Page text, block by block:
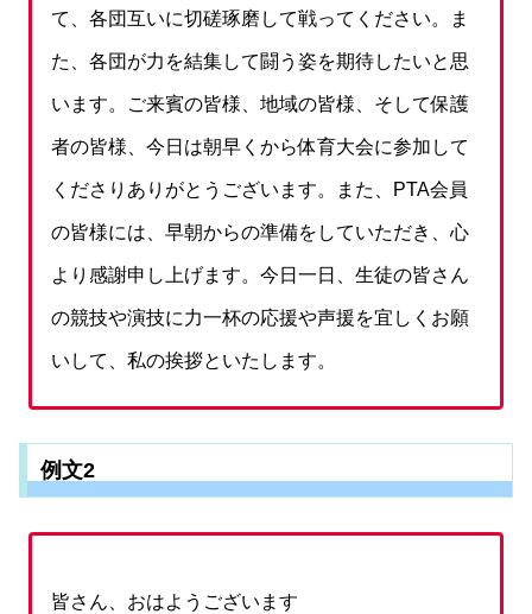
て、各団互いに切磋琢磨して戦ってください。ま
た、各団が力を結集して闘う姿を期待したいと思
います。ご来賓の皆様、地域の皆様、そして保護
者の皆様、今日は朝早くから体育大会に参加して
くださりありがとうございます。また、PTA会員
の皆様には、早朝からの準備をしていただき、心
より感謝申し上げます。今日一日、生徒の皆さん
の競技や演技に力一杯の応援や声援を宜しくお願
いして、私の挨拶といたします。
例文2
皆さん、おはようございます